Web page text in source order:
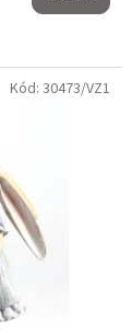
Kód: 30473/VZ1